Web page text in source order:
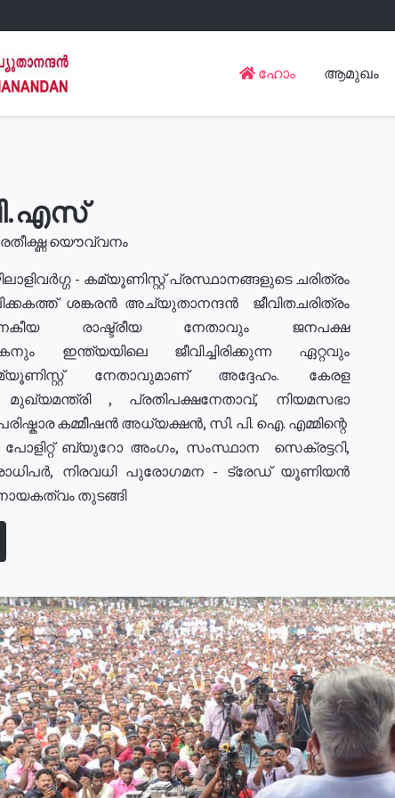
ഹോം ആമുഖം
യൌവ്വനം
- കമ്യൂണിസ്റ്റ് പ്രസ്ഥാനങ്ങളുടെ ചരിത്രം
ശങ്കരൻ അച്യുതാനന്ദൻ ജീവിതചരിത്രം
രാഷ്ട്രീയ നേതാവും ജനപക്ഷ
ഇന്ത്യയിലെ ജീവിച്ചിരിക്കുന്ന ഏറ്റവും
നേതാവുമാണ് അദ്ദേഹം. കേരള
മുഖ്യമന്ത്രി , പ്രതിപക്ഷനേതാവ്, നിയമസഭാ
കമ്മീഷൻ അധ്യക്ഷൻ, സി. പി. ഐ. എമ്മിന്റെ
ബ്യുറോ അംഗം, സംസ്ഥാന സെക്രട്ടറി,
നിരവധി പുരോഗമന - ട്രേഡ് യൂണിയൻ
തുടങ്ങി